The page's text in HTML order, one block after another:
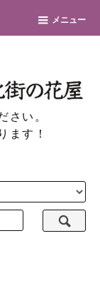
メニュー
さい。
ます！